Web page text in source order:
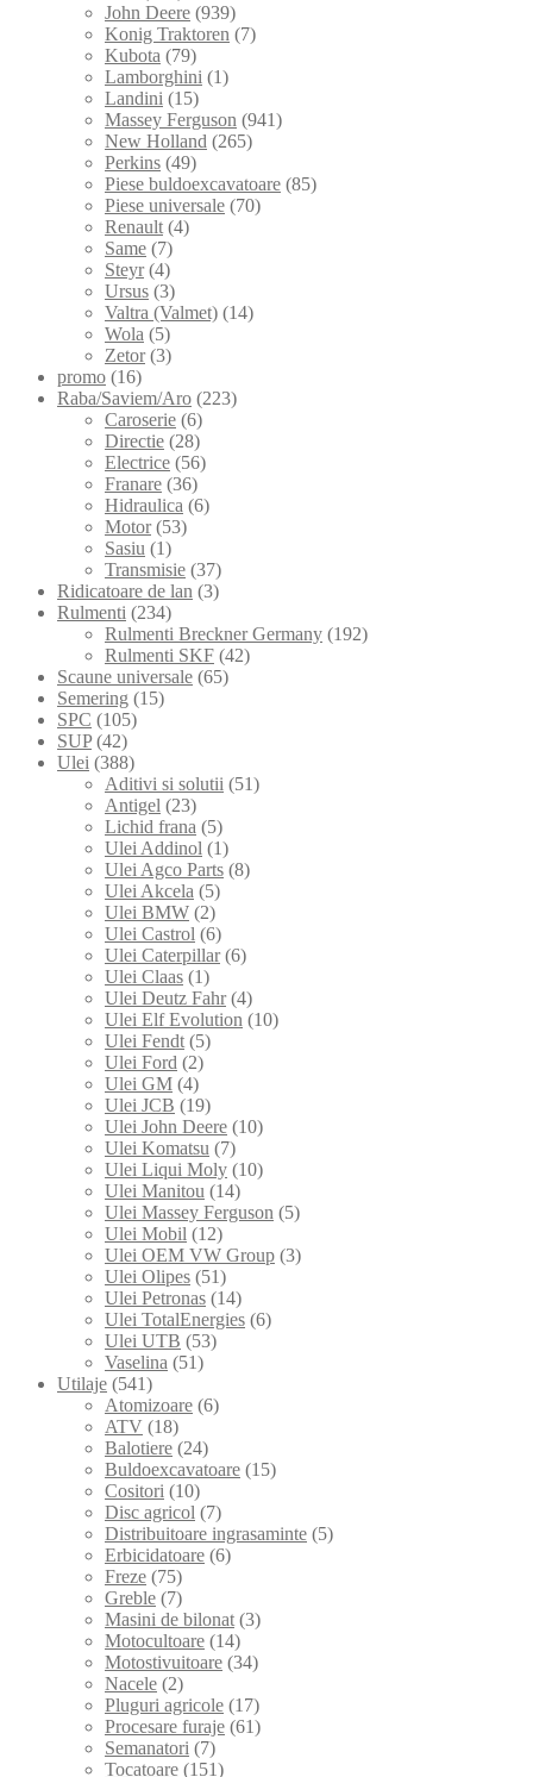
John Deere (939)
Konig Traktoren (7)
Kubota (79)
Lamborghini (1)
Landini (15)
Massey Ferguson (941)
New Holland (265)
Perkins (49)
Piese buldoexcavatoare (85)
Piese universale (70)
Renault (4)
Same (7)
Steyr (4)
Ursus (3)
Valtra (Valmet) (14)
Wola (5)
Zetor (3)
promo (16)
Raba/Saviem/Aro (223)
Caroserie (6)
Directie (28)
Electrice (56)
Franare (36)
Hidraulica (6)
Motor (53)
Sasiu (1)
Transmisie (37)
Ridicatoare de lan (3)
Rulmenti (234)
Rulmenti Breckner Germany (192)
Rulmenti SKF (42)
Scaune universale (65)
Semering (15)
SPC (105)
SUP (42)
Ulei (388)
Aditivi si solutii (51)
Antigel (23)
Lichid frana (5)
Ulei Addinol (1)
Ulei Agco Parts (8)
Ulei Akcela (5)
Ulei BMW (2)
Ulei Castrol (6)
Ulei Caterpillar (6)
Ulei Claas (1)
Ulei Deutz Fahr (4)
Ulei Elf Evolution (10)
Ulei Fendt (5)
Ulei Ford (2)
Ulei GM (4)
Ulei JCB (19)
Ulei John Deere (10)
Ulei Komatsu (7)
Ulei Liqui Moly (10)
Ulei Manitou (14)
Ulei Massey Ferguson (5)
Ulei Mobil (12)
Ulei OEM VW Group (3)
Ulei Olipes (51)
Ulei Petronas (14)
Ulei TotalEnergies (6)
Ulei UTB (53)
Vaselina (51)
Utilaje (541)
Atomizoare (6)
ATV (18)
Balotiere (24)
Buldoexcavatoare (15)
Cositori (10)
Disc agricol (7)
Distribuitoare ingrasaminte (5)
Erbicidatoare (6)
Freze (75)
Greble (7)
Masini de bilonat (3)
Motocultoare (14)
Motostivuitoare (34)
Nacele (2)
Pluguri agricole (17)
Procesare furaje (61)
Semanatori (7)
Tocatoare (151)